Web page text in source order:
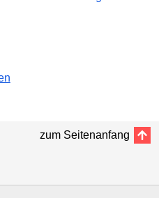
zum Seitenanfang